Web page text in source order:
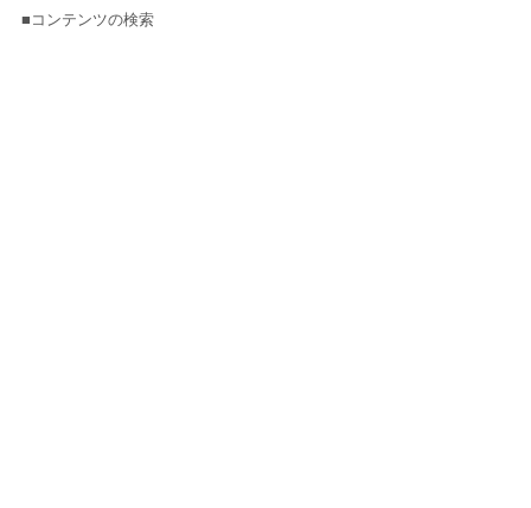
■コンテンツの検索